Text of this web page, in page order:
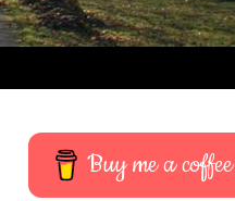
Buy me a coffee